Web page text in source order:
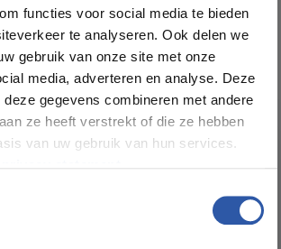
functies voor social media te bieden
te analyseren. Ook delen we
gebruik van onze site met onze
media, adverteren en analyse. Deze
deze gegevens combineren met andere
ze heeft verstrekt of die ze hebben
van uw gebruik van hun services.
Eiken Warm Bruin
2,197